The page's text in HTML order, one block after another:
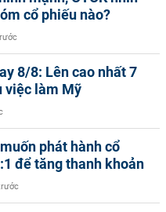
cổ phiếu nào?
8/8: Lên cao nhất 7
việc làm Mỹ
phát hành cổ
để tăng thanh khoản